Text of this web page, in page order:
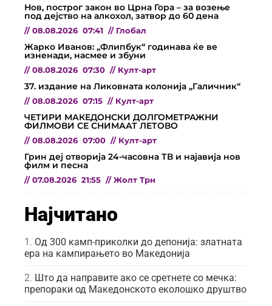
Нов, построг закон во Црна Гора – за возење
под дејство на алкохол, затвор до 60 дена
// 08.08.2026 07:41 // Глобал
Жарко Иванов: „Флипбук“ годинава ќе ве
изненади, насмее и збуни
// 08.08.2026 07:30 // Култ-арт
37. издание на Ликовната колонија „Галичник“
// 08.08.2026 07:15 // Култ-арт
ЧЕТИРИ МАКЕДОНСКИ ДОЛГОМЕТРАЖНИ
ФИЛМОВИ СЕ СНИМААТ ЛЕТОВО
// 08.08.2026 07:00 // Култ-арт
Грин деј отворија 24-часовна ТВ и најавија нов
филм и песна
// 07.08.2026 21:55 // Жолт Трн
Најчитано
Од 300 камп-приколки до депонија: златната
ера на кампирањето во Македонија
Што да направите ако се сретнете со мечка:
препораки од Македонското еколошко друштво